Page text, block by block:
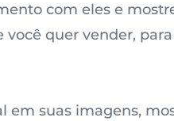
com eles e
você quer vender,
em suas imagens,